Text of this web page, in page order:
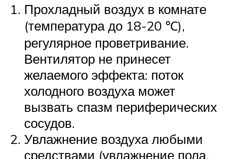
Прохладный воздух в комнате
(температура до 18-20 ℃),
регулярное проветривание.
Вентилятор не принесет
желаемого эффекта: поток
холодного воздуха может
вызвать спазм периферических
сосудов.
Увлажнение воздуха любыми
средствами (увлажнение пола,